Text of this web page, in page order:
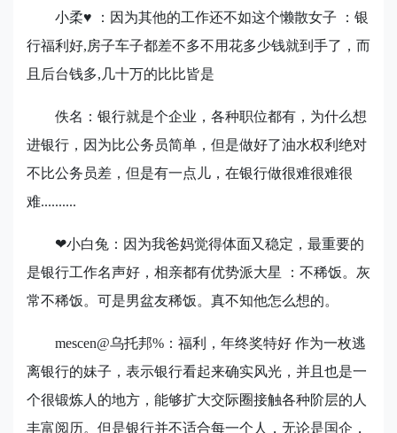
小柔♥
：因为其他的工作还不如这个懒散女子 ：银
行福利好,房子车子都差不多不用花多少钱就到手了，而
且后台钱多, 几十万的比比皆是
佚名：银行就是个企业，各种职位都有，为什么想
进银行，因为比公务员简单，但是做好了油水权利绝对
不比公务员差，但是有一点儿，在银行做很难很难很
难..........
❤小白兔：因为我爸妈觉得体面又稳定，最重要的
是银行工作名声好，相亲都有优势派大星 ：不稀饭。灰
常不稀饭。可是男盆友稀饭。真不知他怎么想的。
mescen@乌托邦% ：福利，年终奖特好 作为一枚逃
离银行的妹子，表示银行看起来确实风光，并且也是一
个很锻炼人的地方，能够扩大交际圈接触各种阶层的人
丰富阅历。但是银行并不适合每一个人，无论是国企，